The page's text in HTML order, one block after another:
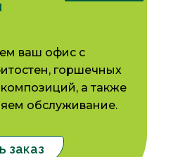
ваш офис с
горшечных
а также
обслуживание.
заказ